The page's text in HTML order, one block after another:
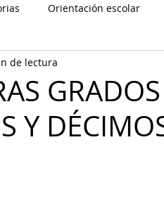
Orientación escolar
Integral en Turismo
Rectoría Democracia
Y
de lectura